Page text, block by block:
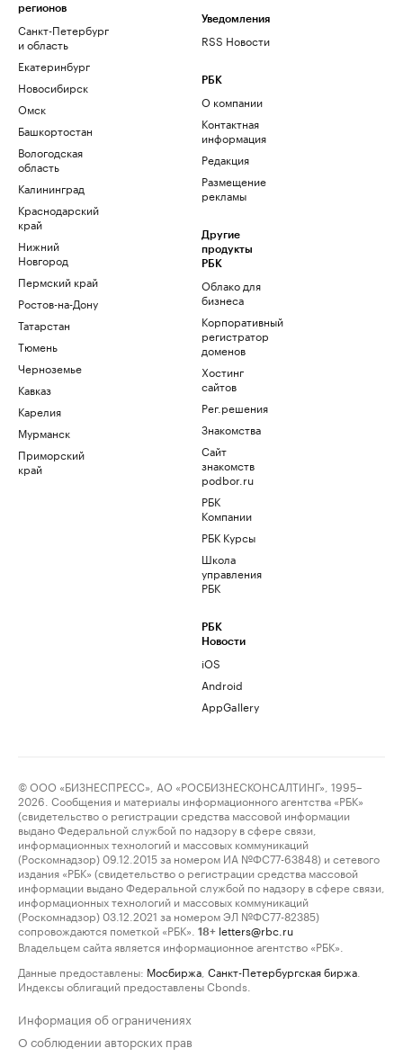
регионов
Санкт-Петербург
и область
Екатеринбург
Новосибирск
Омск
Башкортостан
Вологодская
область
Калининград
Краснодарский
край
Нижний
Новгород
Пермский край
Ростов-на-Дону
Татарстан
Тюмень
Черноземье
Кавказ
Карелия
Мурманск
Приморский
край
Уведомления
RSS Новости
РБК
О компании
Контактная
информация
Редакция
Размещение
рекламы
Другие
продукты
РБК
Облако для
бизнеса
Корпоративный
регистратор
доменов
Хостинг
сайтов
Рег.решения
Знакомства
Сайт
знакомств
podbor.ru
РБК
Компании
РБК Курсы
Школа
управления
РБК
РБК
Новости
iOS
Android
AppGallery
© ООО «БИЗНЕСПРЕСС», АО «РОСБИЗНЕСКОНСАЛТИНГ», 1995–
2026. Сообщения и материалы информационного агентства «РБК»
(свидетельство о регистрации средства массовой информации
выдано Федеральной службой по надзору в сфере связи,
информационных технологий и массовых коммуникаций
(Роскомнадзор) 09.12.2015 за номером ИА №ФС77-63848) и сетевого
издания «РБК» (свидетельство о регистрации средства массовой
информации выдано Федеральной службой по надзору в сфере связи,
информационных технологий и массовых коммуникаций
(Роскомнадзор) 03.12.2021 за номером ЭЛ №ФС77-82385)
сопровождаются пометкой «РБК».
18+ letters@rbc.ru
Владельцем сайта является информационное агентство «РБК».
Данные предоставлены: Мосбиржа Санкт-Петербургская биржа
Индексы облигаций предоставлены Cbonds.
Информация об ограничениях
О соблюдении авторских прав